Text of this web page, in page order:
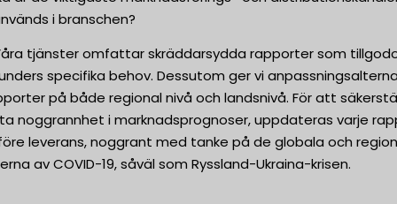
i branschen?
tjänster omfattar skräddarsydda rapporter som
specifika behov. Dessutom ger vi
på både regional nivå och landsnivå. För att
noggrannhet i marknadsprognoser, uppdateras varje
leverans, noggrant med tanke på de globala och
av COVID-19, såväl som Ryssland-Ukraina-krisen.